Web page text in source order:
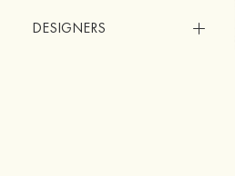
DESIGNERS